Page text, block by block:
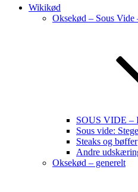
Wikikød
Oksekød – Sous Vide
SOUS VIDE –
Sous vide:
Steaks og bøffer
Andre
Oksekød – generelt